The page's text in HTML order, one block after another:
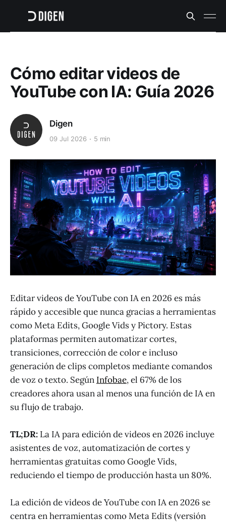
Cómo editar videos de
YouTube con IA: Guía 2026
Digen
09 Jul 2026 5 min
Editar videos de YouTube con IA en 2026 es más
rápido y accesible que nunca gracias a herramientas
como Meta Edits, Google Vids y Pictory. Estas
plataformas permiten automatizar cortes,
transiciones, corrección de color e incluso
generación de clips completos mediante comandos
de voz o texto. Según Infobae, el 67% de los
creadores ahora usan al menos una función de IA en
su flujo de trabajo.
TL;DR: La IA para edición de videos en 2026 incluye
asistentes de voz, automatización de cortes y
herramientas gratuitas como Google Vids,
reduciendo el tiempo de producción hasta un 80%.
La edición de videos de YouTube con IA en 2026 se
centra en herramientas como Meta Edits (versión